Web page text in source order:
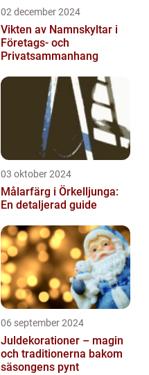
02 december 2024
Vikten av Namnskyltar i
Företags- och
Privatsammanhang
03 oktober 2024
Målarfärg i Örkelljunga:
En detaljerad guide
06 september 2024
Juldekorationer – magin
och traditionerna bakom
säsongens pynt